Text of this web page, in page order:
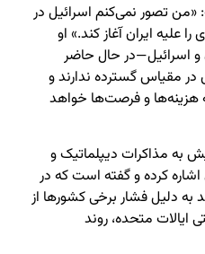
تصور نمی‌کنم اسرائیل در
علیه ایران آغاز کند.» او
اسرائیل—در حال حاضر
در مقیاس گسترده ندارند و
و فرصت‌ها خواهد
به مذاکرات دیپلماتیک و
کرده و گفته است که در
شد به دلیل فشار برخی کشورها از
ایالات متحده، روند